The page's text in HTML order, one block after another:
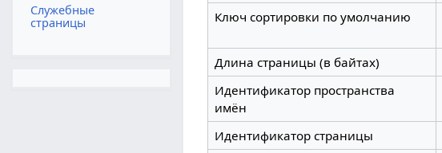
Ключ сортировки по умолчанию
Длина страницы (в байтах)
Идентификатор пространства
имён
Идентификатор страницы
Служебные
страницы